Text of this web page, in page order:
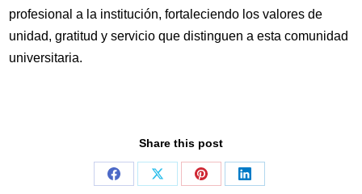
profesional a la institución, fortaleciendo los valores de
unidad, gratitud y servicio que distinguen a esta comunidad
universitaria.
Share this post
Share
Share
Share
Share